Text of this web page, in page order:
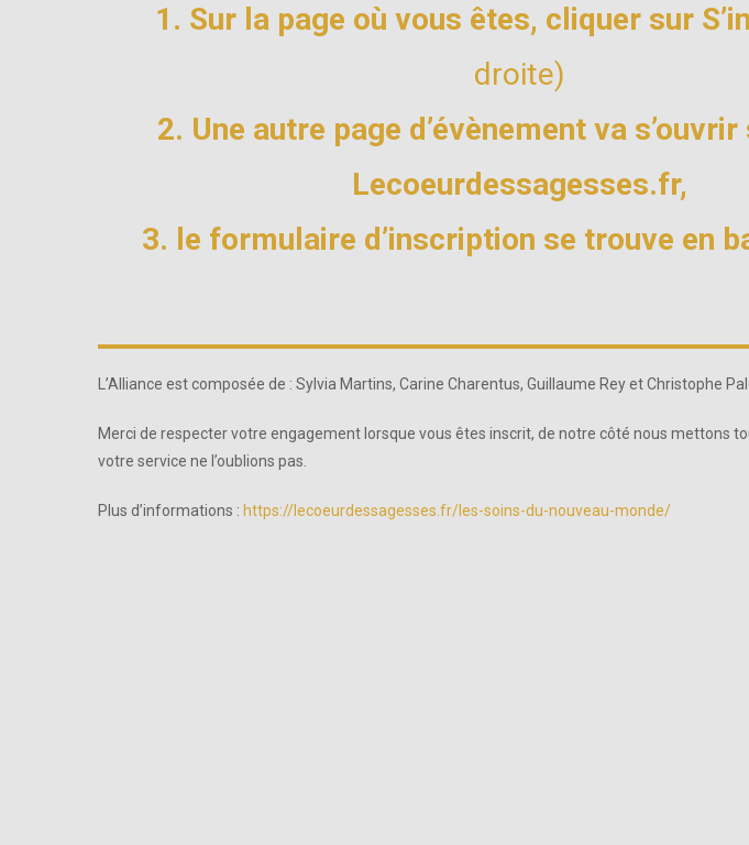
1. Sur la page où vous êtes, cliquer sur
droite)
2. Une autre page d’évènement va
Lecoeurdessagesses.fr,
3. le formulaire d’inscription se trouve en
L’Alliance est composée de : Sylvia Martins, Carine Charentus, Guillaume Rey et Christophe
Merci de respecter votre engagement lorsque vous êtes inscrit, de notre côté nous mettons
votre service ne l’oublions pas.
Plus d’informations : https://lecoeurdessagesses.fr/les-soins-du-nouveau-monde/